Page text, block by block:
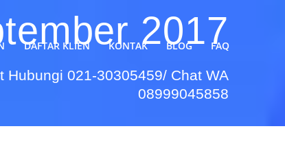
DAFTAR KLIEN KONTAK BLOG FAQ
2017
Hubungi 021-30305459/ Chat WA
08999045858